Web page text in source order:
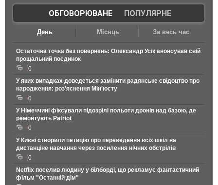
ОБГОВОРЮВАНЕ| ПОПУЛЯРНЕ
День Місяць За весь час
Остаточна точка без повернень: Олександр Усік анонсував свій
прощальний поєдинок
0
У яких випадках доведеться замінити радянське свідоцтво про
народження: роз'яснення Мін'юсту
0
У Німеччині фіксували підозрілі польоти дронів над базою, де
ремонтують Patriot
0
У Києві створили петицію про переведення всіх шкіл на
дистанціне навчання через посилення нічних обстрілів
0
Netflix поселив людину у білборді, що рекламує фантастичний
фільм "Останній дім"